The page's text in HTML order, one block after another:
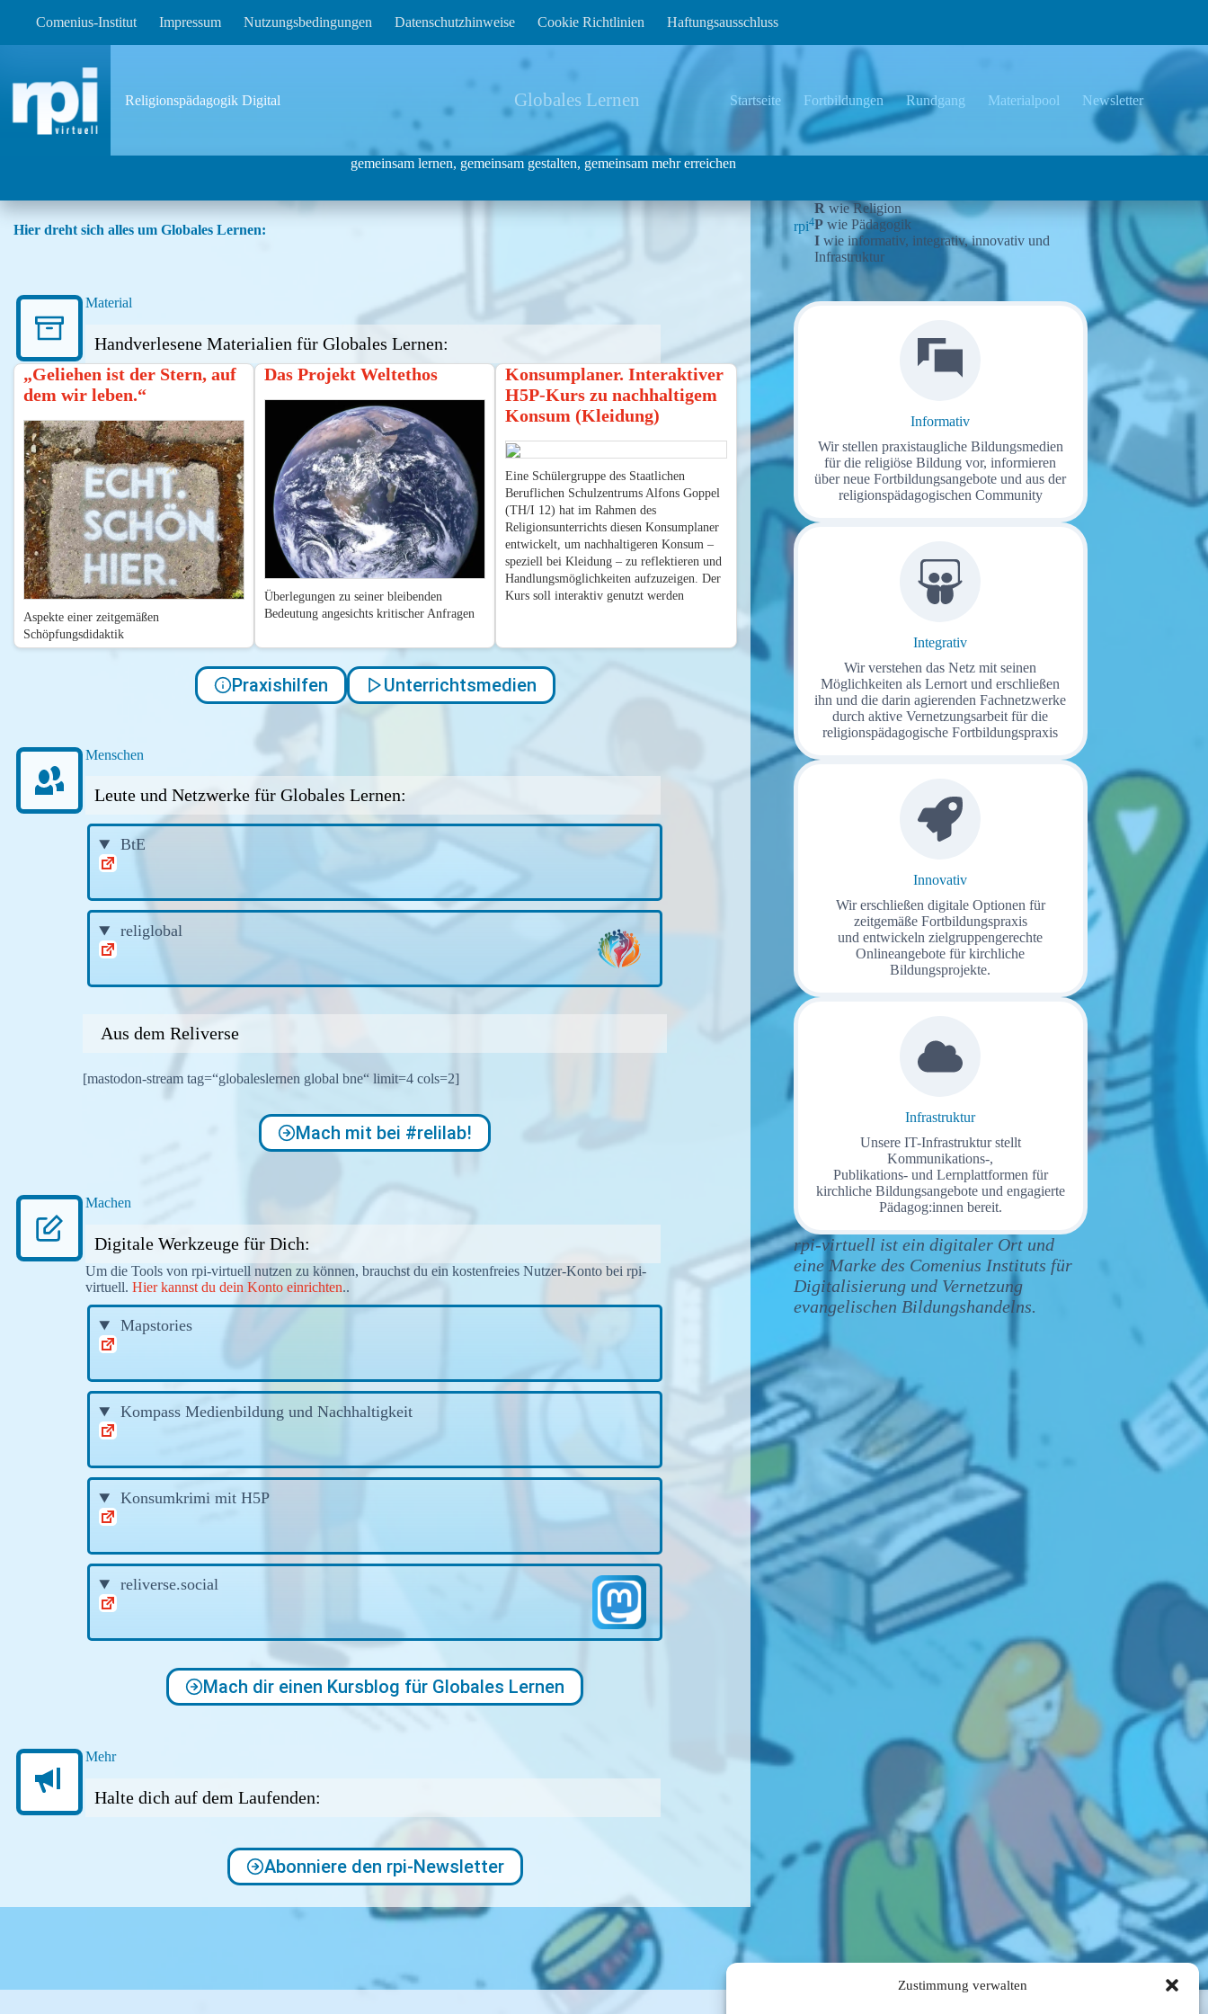
Zustimmung verwalten
Comenius-Institut Impressum Nutzungsbedingungen Datenschutzhinweise Cookie Richtlinien Haftungsausschluss
Religionspädagogik Digital Globales Lernen Startseite Fortbildungen Rundgang Materialpool Newsletter
gemeinsam lernen, gemeinsam gestalten, gemeinsam mehr erreichen
Hier dreht sich alles um Globales Lernen:
Material
Handverlesene Materialien für Globales Lernen:
„Geliehen ist der Stern, auf
dem wir leben.“
Aspekte einer zeitgemäßen
Schöpfungsdidaktik
Das Projekt Weltethos
Überlegungen zu seiner bleibenden
Bedeutung angesichts kritischer Anfragen
Konsumplaner. Interaktiver
H5P-Kurs zu nachhaltigem
Konsum (Kleidung)
Eine Schülergruppe des Staatlichen
Beruflichen Schulzentrums Alfons Goppel
(TH/I 12) hat im Rahmen des
Religionsunterrichts diesen Konsumplaner
entwickelt, um nachhaltigeren Konsum –
speziell bei Kleidung – zu reflektieren und
Handlungsmöglichkeiten aufzuzeigen. Der
Kurs soll interaktiv genutzt werden
Praxishilfen Unterrichtsmedien
Menschen
Leute und Netzwerke für Globales Lernen:
BtE
religlobal
Aus dem Reliverse
[mastodon-stream tag=“globaleslernen global bne“ limit=4 cols=2]
Mach mit bei #relilab!
Machen
Digitale Werkzeuge für Dich:
Um die Tools von rpi-virtuell nutzen zu können, brauchst du ein kostenfreies Nutzer-Konto bei rpi-
virtuell. Hier kannst du dein Konto einrichten..
Mapstories
Kompass Medienbildung und Nachhaltigkeit
Konsumkrimi mit H5P
reliverse.social
Mach dir einen Kursblog für Globales Lernen
Mehr
Halte dich auf dem Laufenden:
Abonniere den rpi-Newsletter
rpi4
R wie Religion
P wie Pädagogik
I wie informativ, integrativ, innovativ und
Infrastruktur
Informativ
Wir stellen praxistaugliche Bildungsmedien
für die religiöse Bildung vor, informieren
über neue Fortbildungsangebote und aus der
religionspädagogischen Community
Integrativ
Wir verstehen das Netz mit seinen
Möglichkeiten als Lernort und erschließen
ihn und die darin agierenden Fachnetzwerke
durch aktive Vernetzungsarbeit für die
religionspädagogische Fortbildungspraxis
Innovativ
Wir erschließen digitale Optionen für
zeitgemäße Fortbildungspraxis
und entwickeln zielgruppengerechte
Onlineangebote für kirchliche
Bildungsprojekte.
Infrastruktur
Unsere IT-Infrastruktur stellt
Kommunikations-,
Publikations- und Lernplattformen für
kirchliche Bildungsangebote und engagierte
Pädagog:innen bereit.
rpi-virtuell ist ein digitaler Ort und
eine Marke des Comenius Instituts für
Digitalisierung und Vernetzung
evangelischen Bildungshandelns.